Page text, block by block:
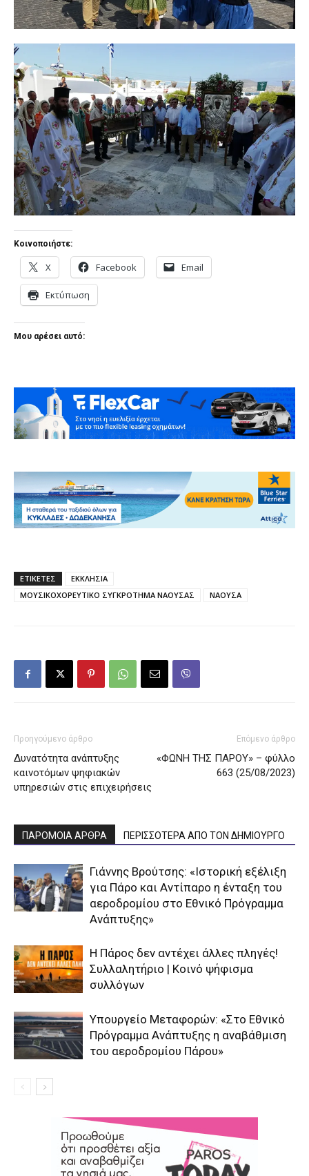
Κοινοποιήστε:
X Facebook Email
Εκτύπωση
Μου αρέσει αυτό:
ΕΤΙΚΕΤΕΣ
ΕΚΚΛΗΣΙΑ
ΜΟΥΣΙΚΟΧΟΡΕΥΤΙΚΟ ΣΥΓΚΡΟΤΗΜΑ ΝΑΟΥΣΑΣ
ΝΑΟΥΣΑ
Προηγούμενο άρθρο
Δυνατότητα ανάπτυξης
καινοτόμων ψηφιακών
υπηρεσιών στις επιχειρήσεις
Επόμενο άρθρο
«ΦΩΝΗ ΤΗΣ ΠΑΡΟΥ» – φύλλο
663 (25/08/2023)
ΠΑΡΟΜΟΙΑ ΑΡΘΡΑ ΠΕΡΙΣΣΟΤΕΡΑ ΑΠΟ ΤΟΝ ΔΗΜΙΟΥΡΓΟ
Γιάννης Βρούτσης: «Ιστορική εξέλιξη
για Πάρο και Αντίπαρο η ένταξη του
αεροδρομίου στο Εθνικό Πρόγραμμα
Ανάπτυξης»
Η Πάρος δεν αντέχει άλλες πληγές!
Συλλαλητήριο | Κοινό ψήφισμα
συλλόγων
Υπουργείο Μεταφορών: «Στο Εθνικό
Πρόγραμμα Ανάπτυξης η αναβάθμιση
του αεροδρομίου Πάρου»